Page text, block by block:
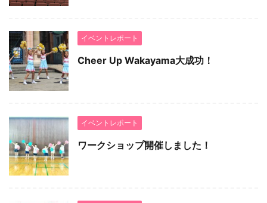
イベントレポート
Cheer Up Wakayama大成功！
イベントレポート
ワークショップ開催しました！